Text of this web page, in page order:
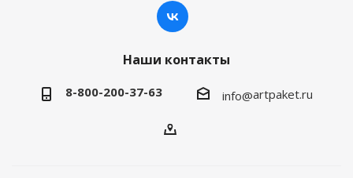
Наши контакты
8-800-200-37-63 info@artpaket.ru